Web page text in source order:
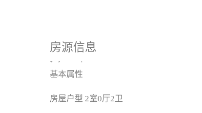
房源信息
Information
基本属性
房屋户型 2室0厅2卫